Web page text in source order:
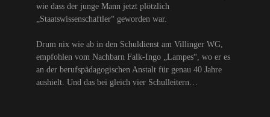
wie dass der junge Mann jetzt plötzlich
„Staatswissenschaftler“ geworden war.
Drum nix wie ab in den Schuldienst am Villinger WG,
empfohlen vom Nachbarn Falk-Ingo „Lampes“, wo er es
an der berufspädagogischen Anstalt für genau 40 Jahre
aushielt. Und das bei gleich vier Schulleitern…